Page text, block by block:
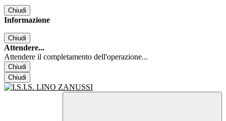
Chiudi
Informazione
Chiudi
Attendere...
Attendere il completamento dell'operazione...
Chiudi
Chiudi